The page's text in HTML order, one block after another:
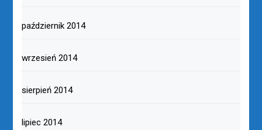
październik 2014
wrzesień 2014
sierpień 2014
lipiec 2014